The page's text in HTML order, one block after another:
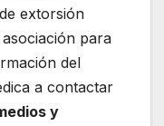
extorsión
para
del
a contactar
y